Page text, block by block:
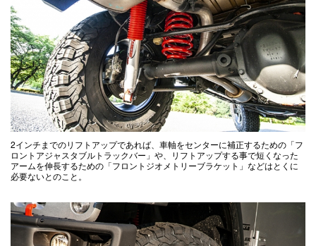
2インチまでのリフトアップであれば、車軸をセンターに補正するための「フ
ロントアジャスタブルトラックバー」や、リフトアップする事で短くなった
アームを伸長するための「フロントジオメトリーブラケット」などはとくに
必要ないとのこと。